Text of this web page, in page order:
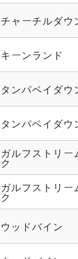
チャーチルダウ
キーンランド
タンパベイダウ
タンパベイダウ
ガルフストリー
ク
ガルフストリー
ク
ウッドバイン